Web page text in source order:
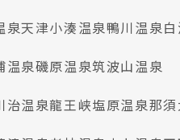
泉天津小湊温泉鴨川温泉
温泉磯原温泉筑波山温泉
治温泉龍王峡塩原温泉那